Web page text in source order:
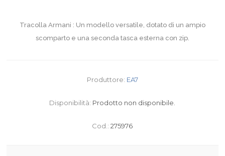
Tracolla Armani : Un modello versatile, dotato di un ampio
scomparto e una seconda tasca esterna con zip.
Produttore: EA7
Disponibilità: Prodotto non disponibile.
Cod.: 275976